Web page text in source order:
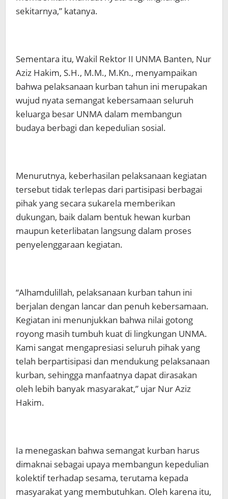
sekitarnya,” katanya.
Sementara itu, Wakil Rektor II UNMA Banten, Nur
Aziz Hakim, S.H., M.M., M.Kn., menyampaikan
bahwa pelaksanaan kurban tahun ini merupakan
wujud nyata semangat kebersamaan seluruh
keluarga besar UNMA dalam membangun
budaya berbagi dan kepedulian sosial.
Menurutnya, keberhasilan pelaksanaan kegiatan
tersebut tidak terlepas dari partisipasi berbagai
pihak yang secara sukarela memberikan
dukungan, baik dalam bentuk hewan kurban
maupun keterlibatan langsung dalam proses
penyelenggaraan kegiatan.
“Alhamdulillah, pelaksanaan kurban tahun ini
berjalan dengan lancar dan penuh kebersamaan.
Kegiatan ini menunjukkan bahwa nilai gotong
royong masih tumbuh kuat di lingkungan UNMA.
Kami sangat mengapresiasi seluruh pihak yang
telah berpartisipasi dan mendukung pelaksanaan
kurban, sehingga manfaatnya dapat dirasakan
oleh lebih banyak masyarakat,” ujar Nur Aziz
Hakim.
Ia menegaskan bahwa semangat kurban harus
dimaknai sebagai upaya membangun kepedulian
kolektif terhadap sesama, terutama kepada
masyarakat yang membutuhkan. Oleh karena itu,